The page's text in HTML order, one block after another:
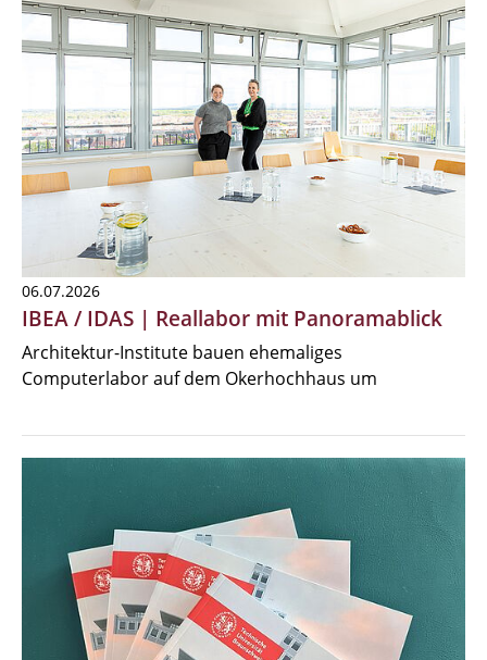
06.07.2026
IBEA / IDAS | Reallabor mit Panoramablick
Architektur-Institute bauen ehemaliges
Computerlabor auf dem Okerhochhaus um